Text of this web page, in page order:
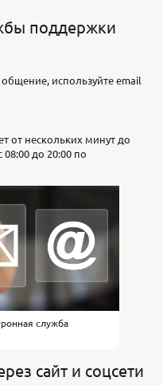
поддержки
используйте email
от нескольких минут до
08:00 до 20:00 по
служба
сайт и соцсети